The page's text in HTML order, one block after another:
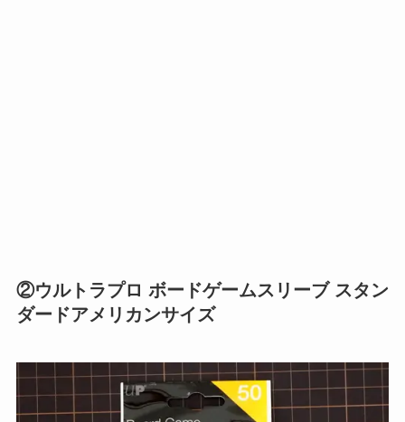
②ウルトラプロ ボードゲームスリーブ スタン
ダードアメリカンサイズ